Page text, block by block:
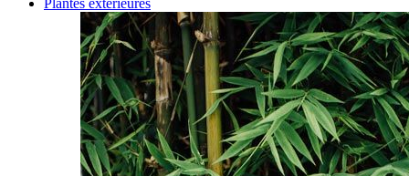
Plantes extérieures